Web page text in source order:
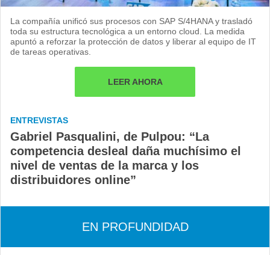
La compañía unificó sus procesos con SAP S/4HANA y trasladó
toda su estructura tecnológica a un entorno cloud. La medida
apuntó a reforzar la protección de datos y liberar al equipo de IT
de tareas operativas.
LEER AHORA
ENTREVISTAS
Gabriel Pasqualini, de Pulpou: “La
competencia desleal daña muchísimo el
nivel de ventas de la marca y los
distribuidores online”
EN PROFUNDIDAD